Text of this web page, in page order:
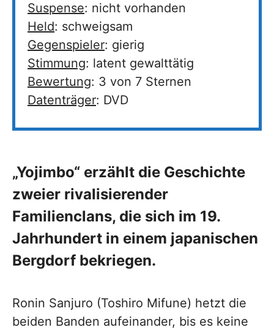
Suspense: nicht vorhanden
Held: schweigsam
Gegenspieler: gierig
Stimmung: latent gewalttätig
Bewertung: 3 von 7 Sternen
Datenträger: DVD
„Yojimbo“ erzählt die Geschichte
zweier rivalisierender
Familienclans, die sich im 19.
Jahrhundert in einem japanischen
Bergdorf bekriegen.
Ronin Sanjuro (Toshiro Mifune) hetzt die
beiden Banden aufeinander, bis es keine